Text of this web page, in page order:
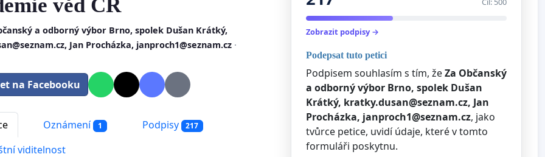
věd ČR
a odborný výbor Brno, spolek Dušan Krátký,
, Jan Procházka, janproch1@seznam.cz ·
na Facebooku
Oznámení 1 Podpisy 217
viditelnost
Zobrazit podpisy →
Podepsat tuto petici
Podpisem souhlasím s tím, žeZa Občanský
a odborný výbor Brno, spolek Dušan
Krátký, kratky.dusan@seznam.cz, Jan
Procházka, janproch1@seznam.cz, jako
tvůrce petice, uvidí údaje, které v tomto
formuláři poskytnu.